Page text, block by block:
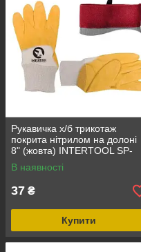
Рукавичка х/б трикотаж
покрита нітрилом на долоні
8" (жовта) INTERTOOL SP-
0108
В наявності
37 ₴
Купити